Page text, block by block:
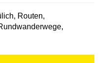
, Routen,
,